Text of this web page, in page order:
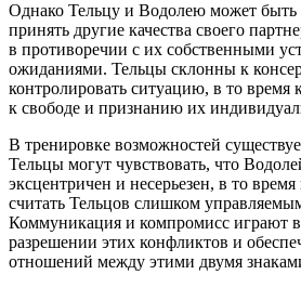
Однако Тельцу и Водолею может быть
принять другие качества своего
в противоречии с их собственными
ожиданиями. Тельцы склонны к
контролировать ситуацию, в то время
к свободе и признанию их
В тренировке возможностей
Тельцы могут чувствовать, что
эксцентричен и несерьезен, в то
считать Тельцов слишком
Коммуникация и компромисс играют
разрешении этих конфликтов и
отношений между этими двумя